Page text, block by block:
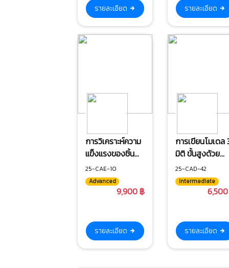
รายละเอียด รายละเอียด
การวิเคราะห์ความ
แข็งแรงของชิ้น
ส่วนด้วยโปรแกรม
Solidworks
25-CAE-10
Advanced
9,900 ฿
รายละเอียด
การเขียนโมเดล
มิติ ขั้นสูงด้วย
โปรแกรม
Autodesk
25-CAD-42
Intermediate
รายละเอียด